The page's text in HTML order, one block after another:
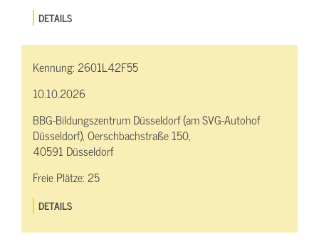
DETAILS
Kennung:2601L42F55
10.10.2026
BBG-Bildungszentrum Düsseldorf (am SVG-Autohof
Düsseldorf), Oerschbachstraße 150,
40591 Düsseldorf
Freie Plätze:25
DETAILS